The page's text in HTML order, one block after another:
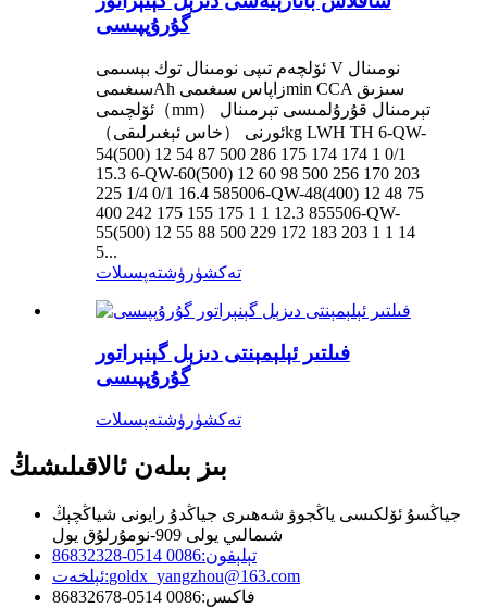
گۇرۇپپىسى
ئۆلچەم تىپى نومىنال توك بېسىمى V نومىنال
سىغىمىAh زاپاس سىغىمىmin CCA سىزىق
ئۆلچىمى（mm） تېرمىنال قۇرۇلمىسى تېرمىنال
ئورنى （خاس ئېغىرلىقى）kg LWH TH 6-QW-
54(500) 12 54 87 500 286 175 174 174 1 0/1
15.3 6-QW-60(500) 12 60 98 500 256 170 203
225 1/4 0/1 16.4 585006-QW-48(400) 12 48 75
400 242 175 155 175 1 1 12.3 855506-QW-
55(500) 12 55 88 500 229 172 183 203 1 1 14
5...
تەكشۈرۈشتەپسىلات
فىلتىر ئېلېمېنتى دىزېل گېنېراتور
گۇرۇپپىسى
تەكشۈرۈشتەپسىلات
بىز بىلەن ئالاقىلىشىڭ
جياڭسۇ ئۆلكىسى ياڭجوۋ شەھىرى جياڭدۇ رايونى شياڭچېڭ
شىمالىي يولى 909-نومۇرلۇق يول
تېلېفون:0086 0514-86832328
ئېلخەت:goldx_yangzhou@163.com
فاكىس:0086 0514-86832678